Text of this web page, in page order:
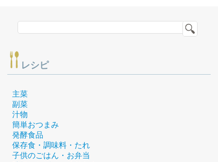
レシピ
主菜
副菜
汁物
簡単おつまみ
発酵食品
保存食・調味料・たれ
子供のごはん・お弁当